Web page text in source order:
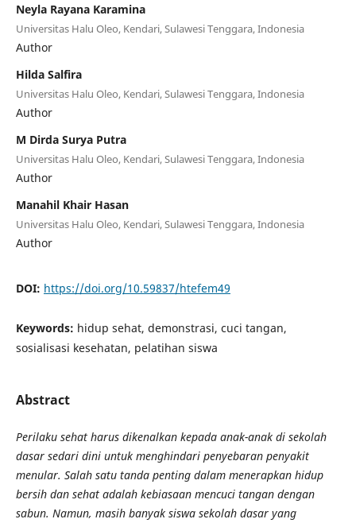
Neyla Rayana Karamina
Universitas Halu Oleo, Kendari, Sulawesi Tenggara, Indonesia
Author
Hilda Salfira
Universitas Halu Oleo, Kendari, Sulawesi Tenggara, Indonesia
Author
M Dirda Surya Putra
Universitas Halu Oleo, Kendari, Sulawesi Tenggara, Indonesia
Author
Manahil Khair Hasan
Universitas Halu Oleo, Kendari, Sulawesi Tenggara, Indonesia
Author
DOI: https://doi.org/10.59837/htefem49
Keywords: hidup sehat, demonstrasi, cuci tangan,
sosialisasi kesehatan, pelatihan siswa
Abstract
Perilaku sehat harus dikenalkan kepada anak-anak di sekolah
dasar sedari dini untuk menghindari penyebaran penyakit
menular. Salah satu tanda penting dalam menerapkan hidup
bersih dan sehat adalah kebiasaan mencuci tangan dengan
sabun. Namun, masih banyak siswa sekolah dasar yang